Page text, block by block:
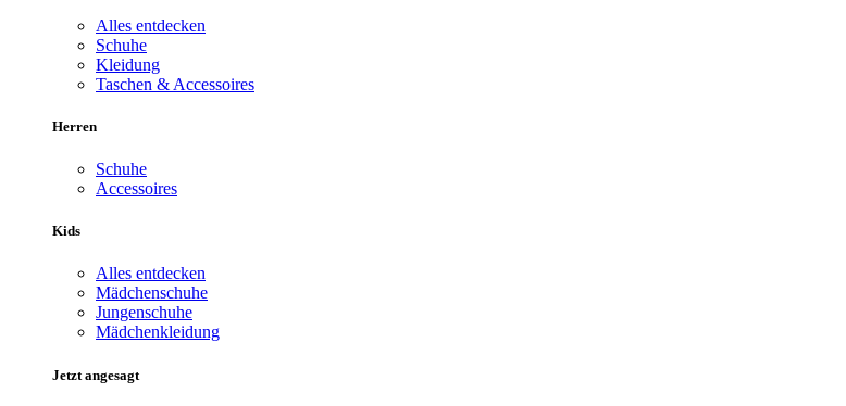
Alles entdecken
Schuhe
Kleidung
Taschen & Accessoires
Herren
Schuhe
Accessoires
Kids
Alles entdecken
Mädchenschuhe
Jungenschuhe
Mädchenkleidung
Jetzt angesagt